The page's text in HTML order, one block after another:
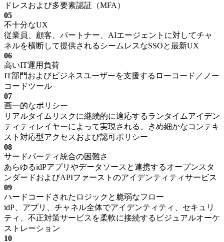
ドレスおよび多要素認証（MFA）
05
不十分なUX
従業員、顧客、パートナー、AIエージェントに対してチャ
ネルを横断して提供されるシームレスなSSOと最新UX
06
高いIT運用負荷
IT部門およびビジネスユーザーを支援するローコード／ノー
コードツール
07
画一的なポリシー
リアルタイムリスクに継続的に適応するランタイムアイデン
ティティレイヤーによって実現される、きめ細かなコンテキ
スト対応型アクセスおよび認可ポリシー
08
サードパーティ統合の困難さ
あらゆるidPアプリやデータソースと連携するオープンスタ
ンダードおよびAPIファーストのアイデンティティサービス
09
ハードコードされたロジックと脆弱なフロー
idP、アプリ、チャネル全体でアイデンティティ、セキュリ
ティ、不正対策サービスを柔軟に接続するビジュアルオーケ
ストレーション
10